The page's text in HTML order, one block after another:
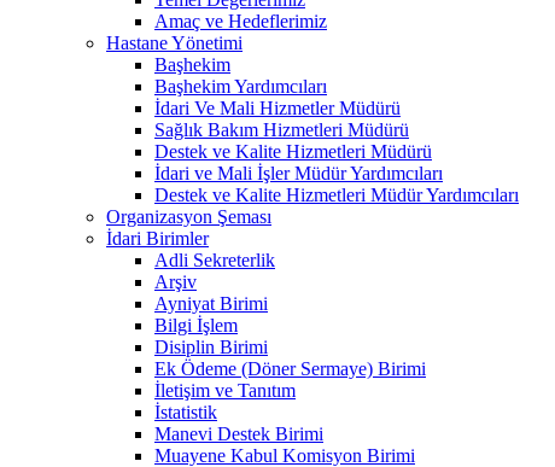
Amaç ve Hedeflerimiz
Hastane Yönetimi
Başhekim
Başhekim Yardımcıları
İdari Ve Mali Hizmetler Müdürü
Sağlık Bakım Hizmetleri Müdürü
Destek ve Kalite Hizmetleri Müdürü
İdari ve Mali İşler Müdür Yardımcıları
Destek ve Kalite Hizmetleri Müdür Yardımcıları
Organizasyon Şeması
İdari Birimler
Adli Sekreterlik
Arşiv
Ayniyat Birimi
Bilgi İşlem
Disiplin Birimi
Ek Ödeme (Döner Sermaye) Birimi
İletişim ve Tanıtım
İstatistik
Manevi Destek Birimi
Muayene Kabul Komisyon Birimi